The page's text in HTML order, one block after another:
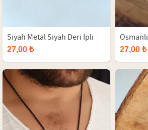
Siyah Metal Siyah Deri İpli
Kolye
27,00 ₺
Eskitme
27,00 ₺